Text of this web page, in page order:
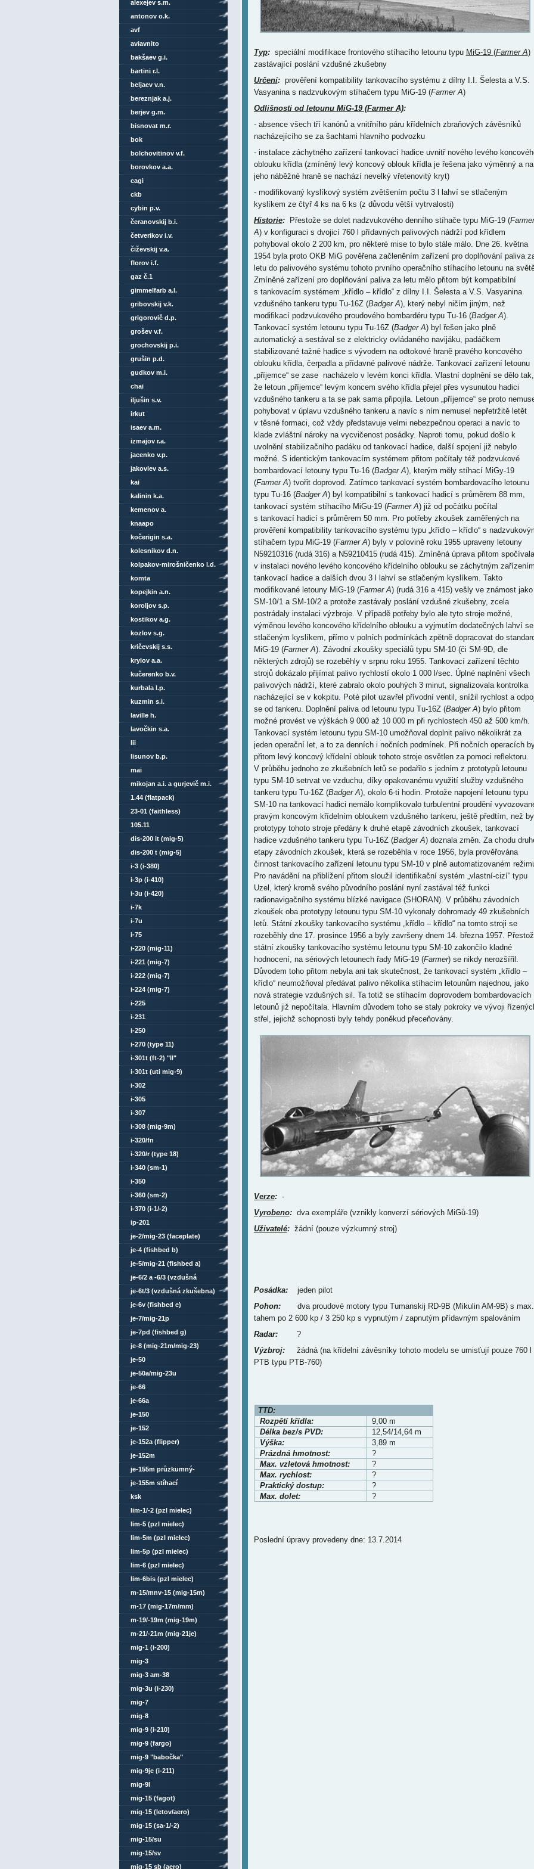
Typ:speciální modifikace frontového stíhacího letounu typu MiG-19 (Farmer A)
zastávající poslání vzdušné zkušebny
Určení:prověření kompatibility tankovacího systému z dílny I.I. Šelesta a V.S.
Vasyanina s nadzvukovým stíhačem typu MiG-19 (Farmer A)
Odlišnosti od letounu MiG-19 (Farmer A):
- absence všech tří kanónů a vnitřního páru křídelních zbraňových závěsníků
nacházejícího se za šachtami hlavního podvozku
- instalace záchytného zařízení tankovací hadice uvnitř nového levého
oblouku křídla (zmíněný levý koncový oblouk křídla je řešena jako výměnný a na
jeho náběžné hraně se nachází nevelký vřetenovitý kryt)
- modifikovaný kyslíkový systém zvětšením počtu 3 l lahví se stlačeným
kyslíkem ze čtyř 4 ks na 6 ks (z důvodu větší vytrvalosti)
Historie:Přestože se dolet nadzvukového denního stíhače typu MiG-19 (Farmer
A) v konfiguraci s dvojicí 760 l přídavných palivových nádrží pod křídlem
pohyboval okolo 2 200 km, pro některé mise to bylo stále málo. Dne 26. května
1954 byla proto OKB MiG pověřena začleněním zařízení pro doplňování paliva
letu do palivového systému tohoto prvního operačního stíhacího letounu na
Zmíněné zařízení pro doplňování paliva za letu mělo přitom být kompatibilní
s tankovacím systémem „křídlo – křídlo“ z dílny I.I. Šelesta a V.S. Vasyanina
vzdušného tankeru typu Tu-16Z (Badger A), který nebyl ničím jiným, než
modifikací podzvukového proudového bombardéru typu Tu-16 (Badger A).
Tankovací systém letounu typu Tu-16Z (Badger A) byl řešen jako plně
automatický a sestával se z elektricky ovládaného navijáku, padáčkem
stabilizované tažné hadice s vývodem na odtokové hraně pravého koncového
oblouku křídla, čerpadla a přídavné palivové nádrže. Tankovací zařízení letounu
„příjemce“ se zase nacházelo v levém konci křídla. Vlastní doplnění se dělo tak,
že letoun „příjemce“ levým koncem svého křídla přejel přes vysunutou hadici
vzdušného tankeru a ta se pak sama připojila. Letoun „příjemce“ se proto
pohybovat v úplavu vzdušného tankeru a navíc s ním nemusel nepřetržitě letět
v těsné formaci, což vždy představuje velmi nebezpečnou operaci a navíc to
klade zvláštní nároky na vycvičenost posádky. Naproti tomu, pokud došlo k
uvolnění stabilizačního padáku od tankovací hadice, další spojení již nebylo
možné. S identickým tankovacím systémem přitom počítaly též podzvukové
bombardovací letouny typu Tu-16 (Badger A), kterým měly stíhací MiGy-19
(Farmer A) tvořit doprovod. Zatímco tankovací systém bombardovacího letounu
typu Tu-16 (Badger A) byl kompatibilní s tankovací hadicí s průměrem 88 mm,
tankovací systém stíhacího MiGu-19 (Farmer A) již od počátku počítal
s tankovací hadicí s průměrem 50 mm. Pro potřeby zkoušek zaměřených na
prověření kompatibility tankovacího systému typu „křídlo – křídlo“ s
stíhačem typu MiG-19 (Farmer A) byly v polovině roku 1955 upraveny letouny
N59210316 (rudá 316) a N59210415 (rudá 415). Zmíněná úprava přitom spočívala
v instalaci nového levého koncového křídelního oblouku se záchytným zařízením
tankovací hadice a dalších dvou 3 l lahví se stlačeným kyslíkem. Takto
modifikované letouny MiG-19 (Farmer A) (rudá 316 a 415) vešly ve známost jako
SM-10/1 a SM-10/2 a protože zastávaly poslání vzdušné zkušebny, zcela
postrádaly instalaci výzbroje. V případě potřeby bylo ale tyto stroje možné,
výměnou levého koncového křídelního oblouku a vyjmutím dodatečných lahví se
stlačeným kyslíkem, přímo v polních podmínkách zpětně dopracovat do
MiG-19 (Farmer A). Závodní zkoušky speciálů typu SM-10 (či SM-9D, dle
některých zdrojů) se rozeběhly v srpnu roku 1955. Tankovací zařízení těchto
strojů dokázalo přijímat palivo rychlostí okolo 1 000 l/sec. Úplné naplnění všech
palivových nádrží, které zabralo okolo pouhých 3 minut, signalizovala kontrolka
nacházející se v kokpitu. Poté pilot uzavřel přívodní ventil, snížil rychlost a
se od tankeru. Doplnění paliva od letounu typu Tu-16Z (Badger A) bylo přitom
možné provést ve výškách 9 000 až 10 000 m při rychlostech 450 až 500 km/h.
Tankovací systém letounu typu SM-10 umožňoval doplnit palivo několikrát za
jeden operační let, a to za denních i nočních podmínek. Při nočních operacích
přitom levý koncový křídelní oblouk tohoto stroje osvětlen za pomoci reflektoru.
V průběhu jednoho ze zkušebních letů se podařilo s jedním z prototypů letounu
typu SM-10 setrvat ve vzduchu, díky opakovanému využití služby vzdušného
tankeru typu Tu-16Z (Badger A), okolo 6-ti hodin. Protože napojení letounu typu
SM-10 na tankovací hadici nemálo komplikovalo turbulentní proudění
pravým koncovým křídelním obloukem vzdušného tankeru, ještě předtím, než
prototypy tohoto stroje předány k druhé etapě závodních zkoušek, tankovací
hadice vzdušného tankeru typu Tu-16Z (Badger A) doznala změn. Za chodu
etapy závodních zkoušek, která se rozeběhla v roce 1956, byla prověřována
činnost tankovacího zařízení letounu typu SM-10 v plně automatizovaném
Pro navádění na přiblížení přitom sloužil identifikační systém „vlastní-cizí“ typu
Uzel, který kromě svého původního poslání nyní zastával též funkci
radionavigačního systému blízké navigace (SHORAN). V průběhu závodních
zkoušek oba prototypy letounu typu SM-10 vykonaly dohromady 49 zkušebních
letů. Státní zkoušky tankovacího systému „křídlo – křídlo“ na tomto stroji se
rozeběhly dne 17. prosince 1956 a byly završeny dnem 14. března 1957.
státní zkoušky tankovacího systému letounu typu SM-10 zakončilo kladné
hodnocení, na sériových letounech řady MiG-19 (Farmer) se nikdy nerozšířil.
Důvodem toho přitom nebyla ani tak skutečnost, že tankovací systém „křídlo –
křídlo“ neumožňoval předávat palivo několika stíhacím letounům najednou, jako
nová strategie vzdušných sil. Ta totiž se stíhacím doprovodem bombardovacích
letounů již nepočítala. Hlavním důvodem toho se staly pokroky ve vývoji
střel, jejichž schopnosti byly tehdy poněkud přeceňovány.
Verze:-
Vyrobeno:dva exempláře (vznikly konverzí sériových MiGů-19)
Uživatelé:žádní (pouze výzkumný stroj)
Posádka:jeden pilot
Pohon:dva proudové motory typu Tumanskij RD-9B (Mikulin AM-9B) s max.
tahem po 2 600 kp / 3 250 kp s vypnutým / zapnutým přídavným spalováním
Radar:?
Výzbroj:žádná (na křídelní závěsníky tohoto modelu se umisťují pouze 760 l
PTB typu PTB-760)
TTD:
Rozpětí křídla:
9,00 m
Délka bez/s PVD:
12,54/14,64 m
Výška:
3,89 m
Prázdná hmotnost:
?
Max. vzletová hmotnost:
?
Max. rychlost:
?
Praktický dostup:
?
Max. dolet:
?
Poslední úpravy provedeny dne: 13.7.2014
alexejev s.m.
antonov o.k.
avf
aviavnito
bakšaev g.i.
bartini r.l.
beljaev v.n.
bereznjak a.j.
berjev g.m.
bisnovat m.r.
bok
bolchovitinov v.f.
borovkov a.a.
cagi
ckb
cybin p.v.
čeranovskij b.i.
četverikov i.v.
čiževskij v.a.
florov i.f.
gaz č.1
gimmelfarb a.l.
gribovskij v.k.
grigorovič d.p.
grošev v.f.
grochovskij p.i.
grušin p.d.
gudkov m.i.
chai
iljušin s.v.
irkut
isaev a.m.
izmajov r.a.
jacenko v.p.
jakovlev a.s.
kai
kalinin k.a.
kemenov a.
knaapo
kočerigin s.a.
kolesnikov d.n.
kolpakov-mirošničenko l.d.
komta
kopejkin a.n.
koroljov s.p.
kostikov a.g.
kozlov s.g.
kričevskij s.s.
krylov a.a.
kučerenko b.v.
kurbala l.p.
kuzmin s.i.
laville h.
lavočkin s.a.
lii
lisunov b.p.
mai
mikojan a.i. a gurjevič m.i.
1.44 (flatpack)
23-01 (faithless)
105.11
dis-200 it (mig-5)
dis-200 t (mig-5)
i-3 (i-380)
i-3p (i-410)
i-3u (i-420)
i-7k
i-7u
i-75
i-220 (mig-11)
i-221 (mig-7)
i-222 (mig-7)
i-224 (mig-7)
i-225
i-231
i-250
i-270 (type 11)
i-301t (ft-2) "ll"
i-301t (uti mig-9)
i-302
i-305
i-307
i-308 (mig-9m)
i-320/fn
i-320/r (type 18)
i-340 (sm-1)
i-350
i-360 (sm-2)
i-370 (i-1/-2)
ip-201
je-2/mig-23 (faceplate)
je-4 (fishbed b)
je-5/mig-21 (fishbed a)
je-6/2 a -6/3 (vzdušná
zkušebna)
je-6t/3 (vzdušná zkušebna)
je-6v (fishbed e)
je-7/mig-21p
je-7pd (fishbed g)
je-8 (mig-21m/mig-23)
je-50
je-50a/mig-23u
je-66
je-66a
je-150
je-152
je-152a (flipper)
je-152m
je-155m průzkumný-
bombardovací
je-155m stíhací
ksk
lim-1/-2 (pzl mielec)
lim-5 (pzl mielec)
lim-5m (pzl mielec)
lim-5p (pzl mielec)
lim-6 (pzl mielec)
lim-6bis (pzl mielec)
m-15/mnv-15 (mig-15m)
m-17 (mig-17m/mm)
m-19/-19m (mig-19m)
m-21/-21m (mig-21je)
mig-1 (i-200)
mig-3
mig-3 am-38
mig-3u (i-230)
mig-7
mig-8
mig-9 (i-210)
mig-9 (fargo)
mig-9 "babočka"
mig-9je (i-211)
mig-9l
mig-15 (fagot)
mig-15 (letov/aero)
mig-15 (sa-1/-2)
mig-15/su
mig-15/sv
mig-15 sb (aero)